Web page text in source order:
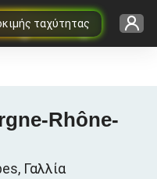
ταχύτητας
Rhône-
Γαλλία